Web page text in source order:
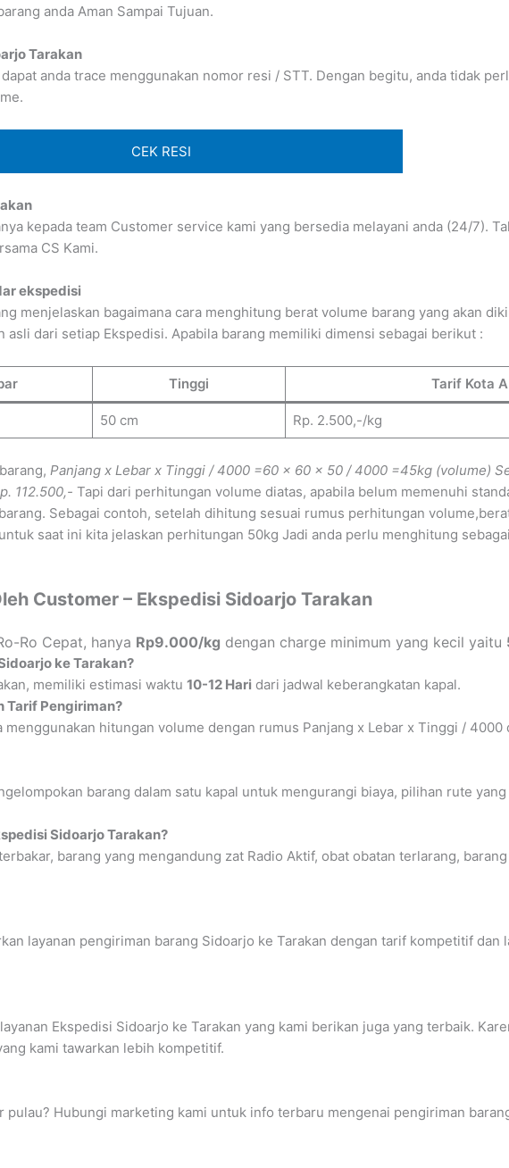
anda Aman Sampai Tujuan.
Tarakan
anda trace menggunakan nomor resi / STT. Dengan begitu, anda tidak
CEK RESI
kepada team Customer service kami yang bersedia melayani anda (24/7).
CS Kami.
ekspedisi
menjelaskan bagaimana cara menghitung berat volume barang yang akan
dari setiap Ekspedisi. Apabila barang memiliki dimensi sebagai berikut :
Tinggi Tarif Kota A
50 cm Rp. 2.500,-/kg
Panjang x Lebar x Tinggi / 4000 =60 x 60 x 50 / 4000 =45kg (volume)
112.500,- Tapi dari perhitungan volume diatas, apabila belum memenuhi
Sebagai contoh, setelah dihitung sesuai rumus perhitungan
saat ini kita jelaskan perhitungan 50kg Jadi anda perlu menghitung
Customer – Ekspedisi Sidoarjo Tarakan
Ro Cepat, hanya Rp9.000/kg dengan charge minimum yang kecil yaitu
ke Tarakan?
memiliki estimasi waktu10-12 Hari dari jadwal keberangkatan kapal.
Tarif Pengiriman?
hitungan volume dengan rumus Panjang x Lebar x Tinggi /
barang dalam satu kapal untuk mengurangi biaya, pilihan rute
Sidoarjo Tarakan?
barang yang mengandung zat Radio Aktif, obat obatan terlarang,
layanan pengiriman barang Sidoarjo ke Tarakan dengan tarif kompetitif dan
Ekspedisi Sidoarjo ke Tarakan yang kami berikan juga yang terbaik.
kami tawarkan lebih kompetitif.
Hubungi marketing kami untuk info terbaru mengenai pengiriman